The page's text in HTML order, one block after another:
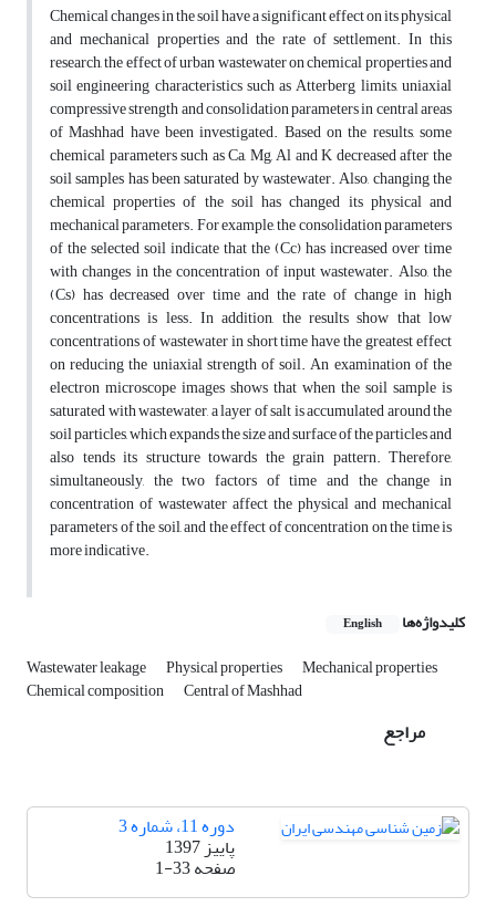
Chemical changes in the soil have a significant effect on its physical
and mechanical properties and the rate of settlement. In this
research, the effect of urban wastewater on chemical properties and
soil engineering characteristics such as Atterberg limits, uniaxial
compressive strength and consolidation parameters in central areas
of Mashhad have been investigated. Based on the results, some
chemical parameters such as Ca, Mg, Al and K decreased after the
soil samples has been saturated by wastewater. Also, changing the
chemical properties of the soil has changed its physical and
mechanical parameters. For example, the consolidation parameters
of the selected soil indicate that the (Cc) has increased over time
with changes in the concentration of input wastewater. Also, the
(Cs) has decreased over time and the rate of change in high
concentrations is less. In addition, the results show that low
concentrations of wastewater in short time have the greatest effect
on reducing the uniaxial strength of soil. An examination of the
electron microscope images shows that when the soil sample is
saturated with wastewater, a layer of salt is accumulated around the
soil particles, which expands the size and surface of the particles and
also tends its structure towards the grain pattern. Therefore,
simultaneously, the two factors of time and the change in
concentration of wastewater affect the physical and mechanical
parameters of the soil, and the effect of concentration on the time is
more indicative.
کلیدواژه‌ها English
Wastewater leakage Physical properties Mechanical properties
Chemical composition Central of Mashhad
مراجع
دوره 11، شماره 3
پاییز 1397
صفحه1-33